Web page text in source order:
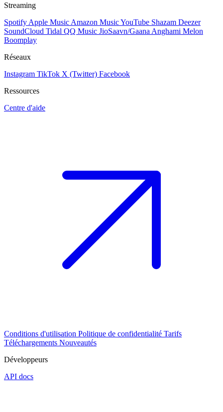
Streaming
Spotify Apple Music Amazon MusicYouTube Shazam Deezer
SoundCloud Tidal QQ Music JioSaavn/Gaana Anghami Melon
Boomplay
Réseaux
Instagram TikTok X (Twitter) Facebook
Ressources
Centre d'aide
Conditions d'utilisation Politique de confidentialité Tarifs
Téléchargements Nouveautés
Développeurs
API docs